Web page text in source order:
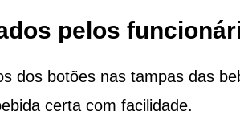
pelos
dos botões nas tampas das
certa com facilidade.